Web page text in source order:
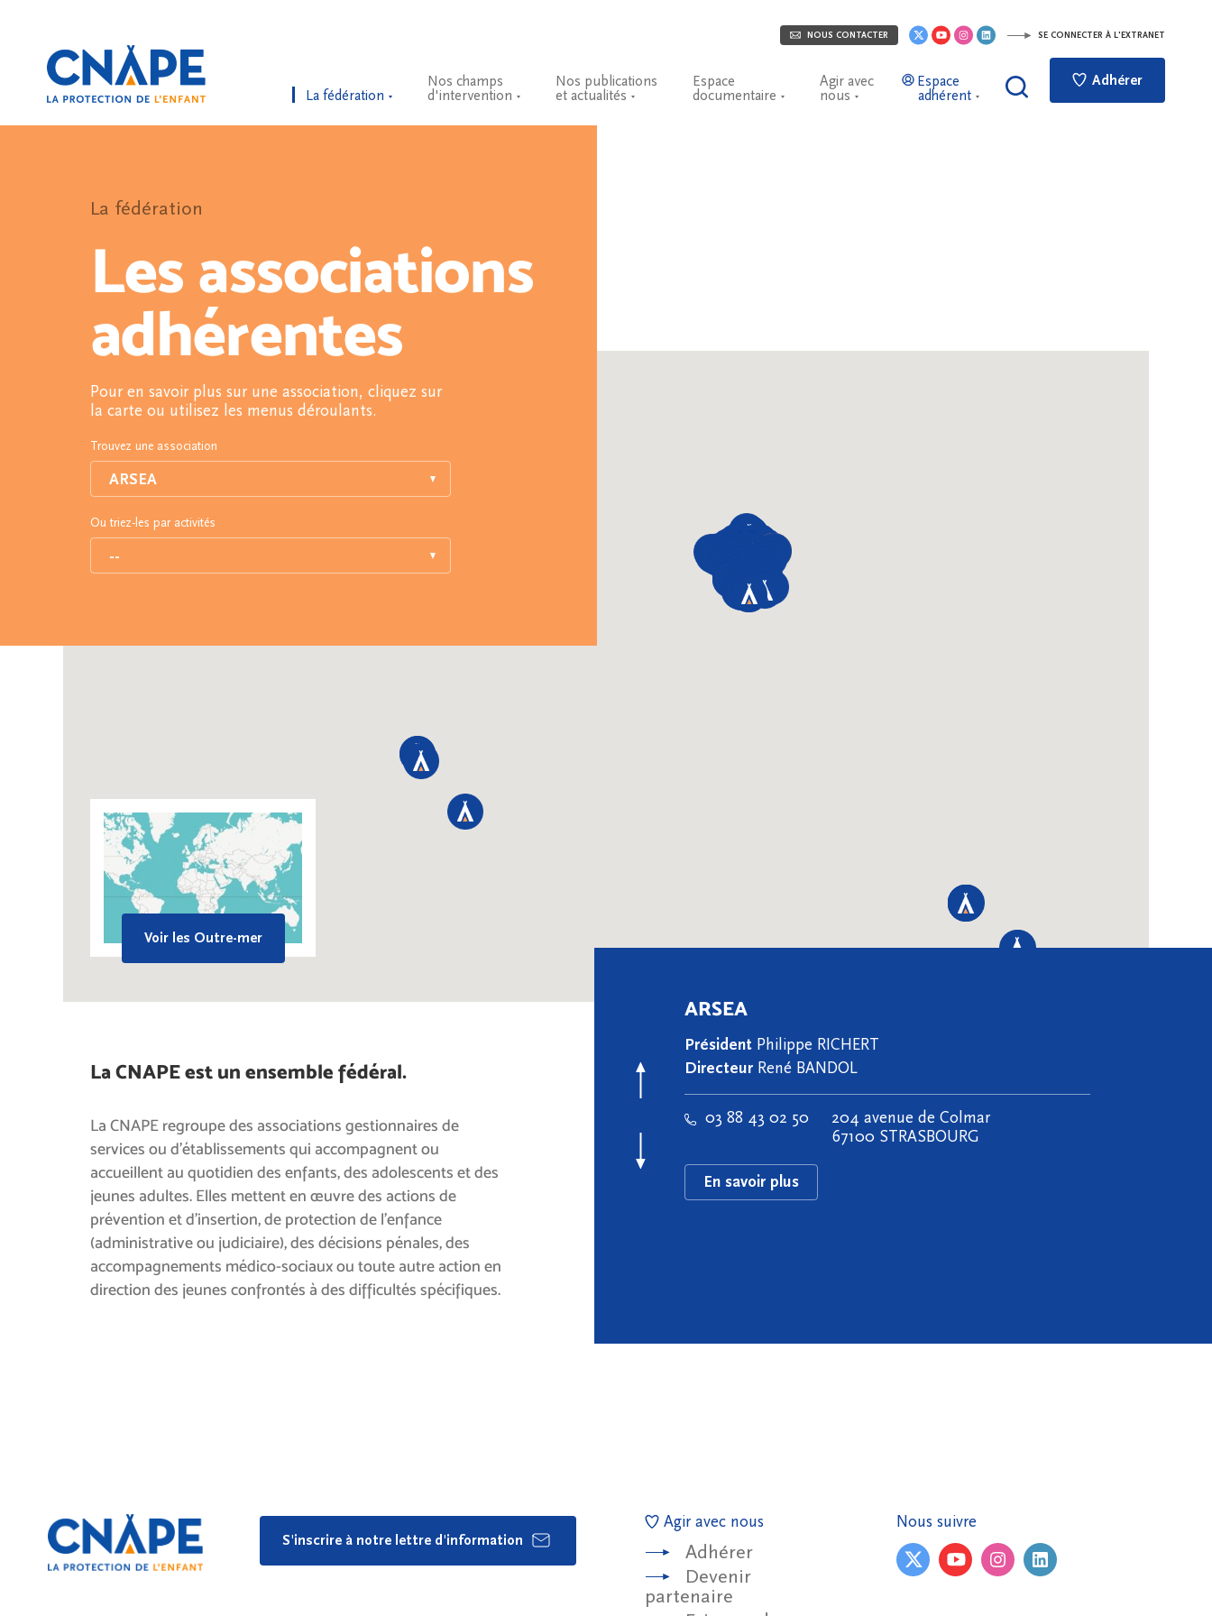
NOUS CONTACTER SE CONNECTER À L'EXTRANET
La fédération
Nos champs
d'intervention
Nos publications
et actualités
Espace
documentaire
Agir avec
nous
Espace
adhérent
Adhérer
La fédération
Les associations
adhérentes
Pour en savoir plus sur une association, cliquez sur
la carte ou utilisez les menus déroulants.
Trouvez une association
Ou triez-les par activités
Voir les Outre-mer
ARSEA
PrésidentPhilippe RICHERT
DirecteurRené BANDOL
03 88 43 02 50
204 avenue de Colmar
67100 STRASBOURG
En savoir plus
La CNAPE est un ensemble fédéral.
La CNAPE regroupe des associations gestionnaires de
services ou d’établissements qui accompagnent ou
accueillent au quotidien des enfants, des adolescents et des
jeunes adultes. Elles mettent en œuvre des actions de
prévention et d’insertion, de protection de l’enfance
(administrative ou judiciaire), des décisions pénales, des
accompagnements médico-sociaux ou toute autre action en
direction des jeunes confrontés à des difficultés spécifiques.
S'inscrire à notre lettre d'information
Agir avec nous
Adhérer
Devenir
partenaire
Nous suivre